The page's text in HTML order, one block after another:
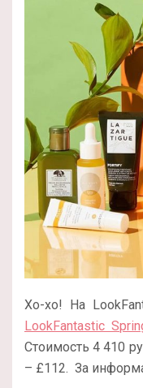
Хо-хо! На
LookFantastic
Стоимость 4 410
– £112. За